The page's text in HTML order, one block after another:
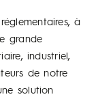
à
grande
industriel,
de notre
solution